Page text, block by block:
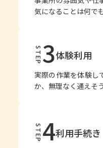
気になることは何で
STEP3体験利用
実際の作業を体験し
か、無理なく通えそ
STEP4利用手続き